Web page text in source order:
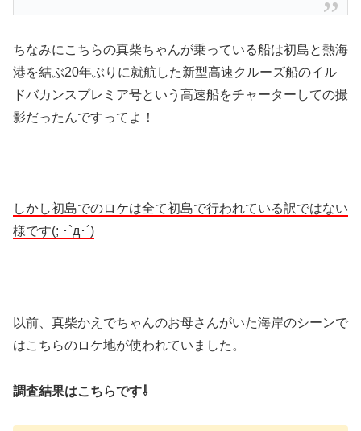
ちなみにこちらの真柴ちゃんが乗っている船は初島と熱海
港を結ぶ20年ぶりに就航した新型高速クルーズ船のイル
ドバカンスプレミア号という高速船をチャーターしての撮
影だったんですってよ！
しかし初島でのロケは全て初島で行われている訳ではない
様です(; ･`д･´)
以前、真柴かえでちゃんのお母さんがいた海岸のシーンで
はこちらのロケ地が使われていました。
調査結果はこちらです⇩